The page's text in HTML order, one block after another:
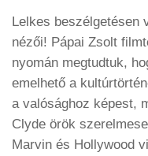
Lelkes beszélgetésen
nézői! Pápai Zsolt
nyomán megtudtuk,
emelhető a
a valósághoz képest,
Clyde örök
Marvin és Hollywood